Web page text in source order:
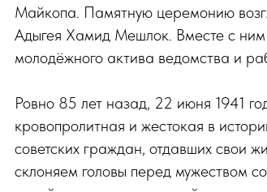
Майкопа. Памятную церемонию
Адыгея Хамид Мешлок. Вместе с ним
молодёжного актива ведомства и
Ровно 85 лет назад, 22 июня 1941
кровопролитная и жестокая в
советских граждан, отдавших свои
склоняем головы перед мужеством